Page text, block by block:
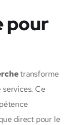
pour
transforme
services. Ce
direct pour le